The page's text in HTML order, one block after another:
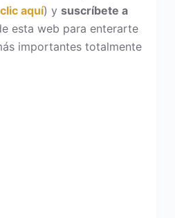
aquí) y suscríbete a
esta web para enterarte
importantes totalmente